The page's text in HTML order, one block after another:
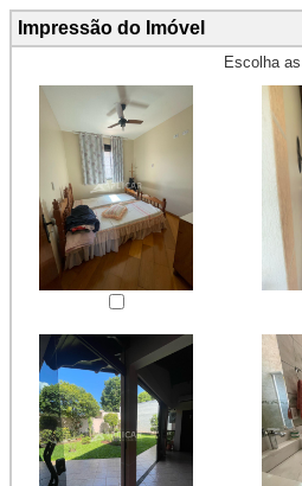
Impressão do Imóvel
Escolha